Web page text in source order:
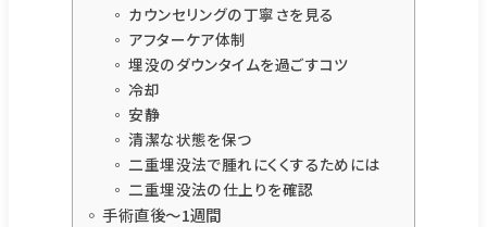
カウンセリングの丁寧さを見る
アフターケア体制
埋没のダウンタイムを過ごすコツ
冷却
安静
清潔な状態を保つ
二重埋没法で腫れにくくするためには
二重埋没法の仕上りを確認
手術直後〜1週間